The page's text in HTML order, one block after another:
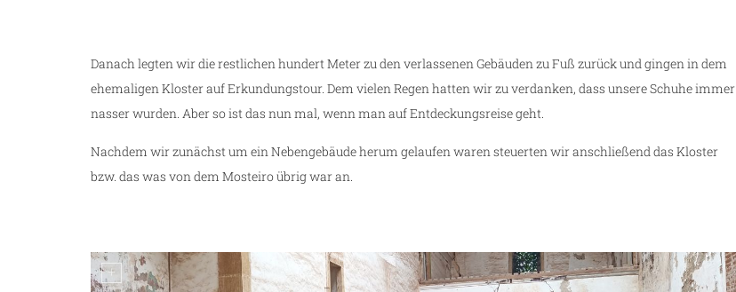
Danach legten wir die restlichen hundert Meter zu den verlassenen Gebäuden zu Fuß zurück und gingen in dem
ehemaligen Kloster auf Erkundungstour. Dem vielen Regen hatten wir zu verdanken, dass unsere Schuhe immer
nasser wurden. Aber so ist das nun mal, wenn man auf Entdeckungsreise geht.
Nachdem wir zunächst um ein Nebengebäude herum gelaufen waren steuerten wir anschließend das Kloster
bzw. das was von dem Mosteiro übrig war an.